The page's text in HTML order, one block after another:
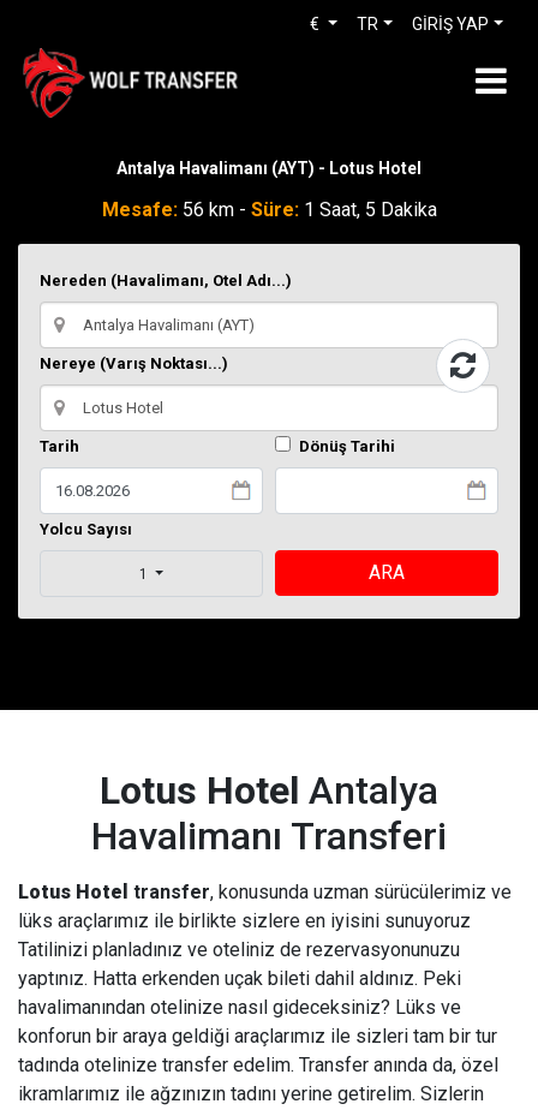
GİRİŞ YAP
TR
€
Antalya Havalimanı (AYT) - Lotus Hotel
Mesafe:56 km - Süre:1 Saat, 5 Dakika
Nereden (Havalimanı, Otel Adı...)
Nereye (Varış Noktası...)
Tarih Dönüş Tarihi
Yolcu Sayısı
1 ARA
Lotus Hotel Antalya
Havalimanı Transferi
Lotus Hotel transfer, konusunda uzman sürücülerimiz ve
lüks araçlarımız ile birlikte sizlere en iyisini sunuyoruz
Tatilinizi planladınız ve oteliniz de rezervasyonunuzu
yaptınız. Hatta erkenden uçak bileti dahil aldınız. Peki
havalimanından otelinize nasıl gideceksiniz? Lüks ve
konforun bir araya geldiği araçlarımız ile sizleri tam bir tur
tadında otelinize transfer edelim. Transfer anında da, özel
ikramlarımız ile ağzınızın tadını yerine getirelim. Sizlerin